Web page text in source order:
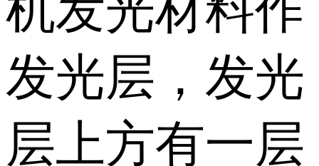
发光层，发光
层上方有一层